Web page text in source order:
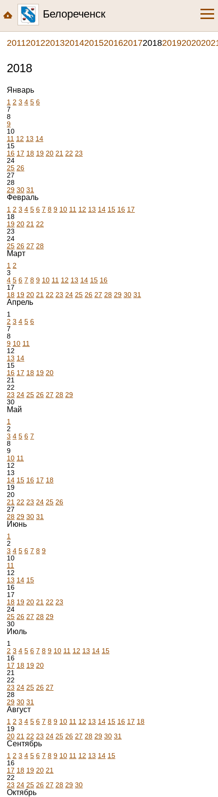
Белореченск
2011201220132014201520162017201820192020
2018
Январь
1 2 3 4 5 6
7
8
9
10
11 12 13 14
15
16 17 18 19 20 21 22 23
24
25 26
27
28
29 30 31
Февраль
1 2 3 4 5 6 7 8 9 10 11 12 13 14 15 16 17
18
19 20 21 22
23
24
25 26 27 28
Март
1 2
3
4 5 6 7 8 9 10 11 12 13 14 15 16
17
18 19 20 21 22 23 24 25 26 27 28 29 30 31
Апрель
1
2 3 4 5 6
7
8
9 10 11
12
13 14
15
16 17 18 19 20
21
22
23 24 25 26 27 28 29
30
Май
1
2
3 4 5 6 7
8
9
10 11
12
13
14 15 16 17 18
19
20
21 22 23 24 25 26
27
28 29 30 31
Июнь
1
2
3 4 5 6 7 8 9
10
11
12
13 14 15
16
17
18 19 20 21 22 23
24
25 26 27 28 29
30
Июль
1
2 3 4 5 6 7 8 9 10 11 12 13 14 15
16
17 18 19 20
21
22
23 24 25 26 27
28
29 30 31
Август
1 2 3 4 5 6 7 8 9 10 11 12 13 14 15 16 17 18
19
20 21 22 23 24 25 26 27 28 29 30 31
Сентябрь
1 2 3 4 5 6 7 8 9 10 11 12 13 14 15
16
17 18 19 20 21
22
23 24 25 26 27 28 29 30
Октябрь